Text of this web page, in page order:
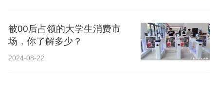
被00后占领的大学生消费市
场，你了解多少？
2024-08-22